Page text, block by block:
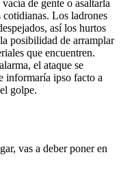
de gente o asaltarla
cotidianas. Los ladrones
así los hurtos
posibilidad de arramplar
que encuentren.
el ataque se
informaría ipso facto a
golpe.
vas a deber poner en